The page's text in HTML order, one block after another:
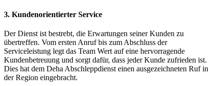
3. Kundenorientierter Service
Der Dienst ist bestrebt, die Erwartungen seiner Kunden zu
übertreffen. Vom ersten Anruf bis zum Abschluss der
Serviceleistung legt das Team Wert auf eine hervorragende
Kundenbetreuung und sorgt dafür, dass jeder Kunde zufrieden ist.
Dies hat dem Deha Abschleppdienst einen ausgezeichneten Ruf in
der Region eingebracht.